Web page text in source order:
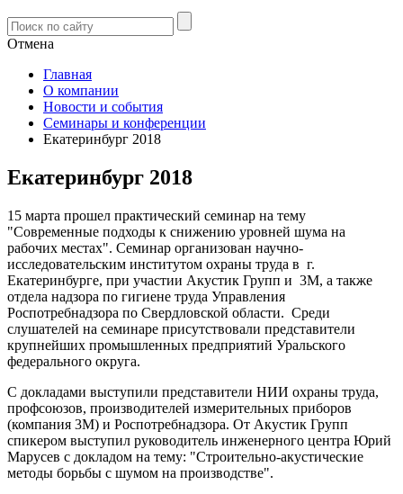
Отмена
Главная
О компании
Новости и события
Семинары и конференции
Екатеринбург 2018
Екатеринбург 2018
15 марта прошел практический семинар на тему
"Современные подходы к снижению уровней шума на
рабочих местах". Семинар организован научно-
исследовательским институтом охраны труда в г.
Екатеринбурге, при участии Акустик Групп и 3М, а также
отдела надзора по гигиене труда Управления
Роспотребнадзора по Свердловской области. Среди
слушателей на семинаре присутствовали представители
крупнейших промышленных предприятий Уральского
федерального округа.
С докладами выступили представители НИИ охраны труда,
профсоюзов, производителей измерительных приборов
(компания 3М) и Роспотребнадзора. От Акустик Групп
спикером выступил руководитель инженерного центра Юрий
Марусев с докладом на тему: "Строительно-акустические
методы борьбы с шумом на производстве".